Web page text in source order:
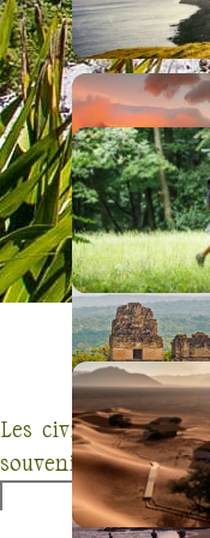
Les civilisations
souvenir descultures
Les églises